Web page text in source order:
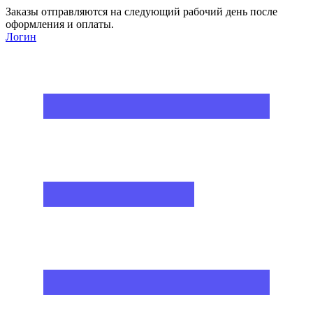
Заказы отправляются на следующий рабочий день после
оформления и оплаты.
Логин